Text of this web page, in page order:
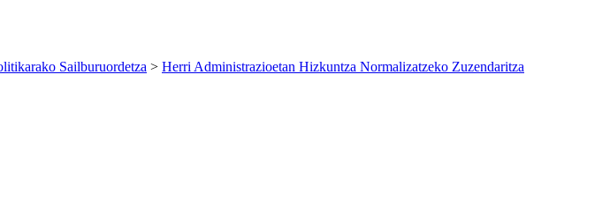
Sailburuordetza > Herri Administrazioetan Hizkuntza Normalizatzeko Zuzendaritza